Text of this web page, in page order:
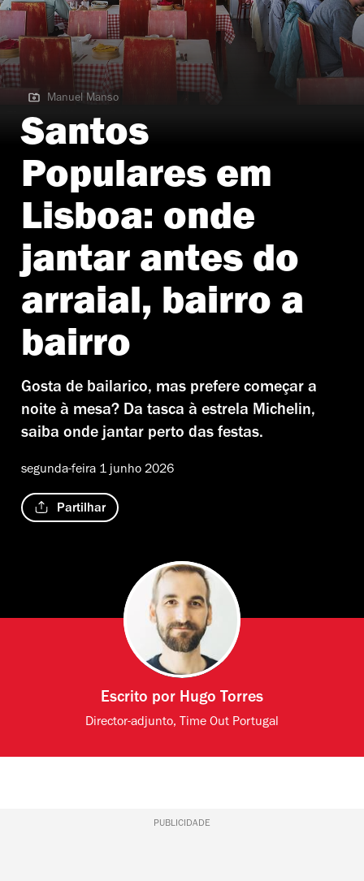
Manuel Manso | Sal & Brasas
Manuel Manso
Santos
Populares em
Lisboa: onde
jantar antes do
arraial, bairro a
bairro
Gosta de bailarico, mas prefere começar a
noite à mesa? Da tasca à estrela Michelin,
saiba onde jantar perto das festas.
segunda-feira 1 junho 2026
Partilhar
Escrito por Hugo Torres
Director-adjunto, Time Out Portugal
PUBLICIDADE